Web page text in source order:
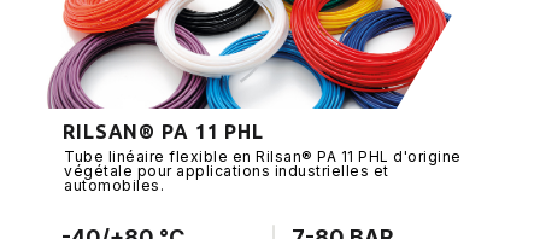
RILSAN® PA 11 PHL
Tube linéaire flexible en Rilsan® PA 11 PHL d'origine
végétale pour applications industrielles et
automobiles.